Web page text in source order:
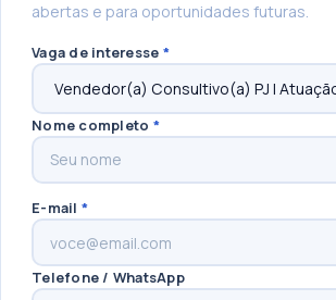
abertas e para oportunidades futuras.
Vaga de interesse *
Nome completo *
E-mail *
Telefone / WhatsApp